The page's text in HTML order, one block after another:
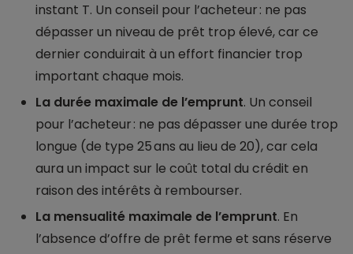
instant T. Un conseil pour l’acheteur : ne pas
dépasser un niveau de prêt trop élevé, car ce
dernier conduirait à un effort financier trop
important chaque mois.
La durée maximale de l’emprunt. Un conseil
pour l’acheteur : ne pas dépasser une durée trop
longue (de type 25 ans au lieu de 20), car cela
aura un impact sur le coût total du crédit en
raison des intérêts à rembourser.
La mensualité maximale de l’emprunt. En
l’absence d’offre de prêt ferme et sans réserve